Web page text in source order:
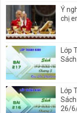
Ý
chị
Lớp
Lớp
Sách
26/